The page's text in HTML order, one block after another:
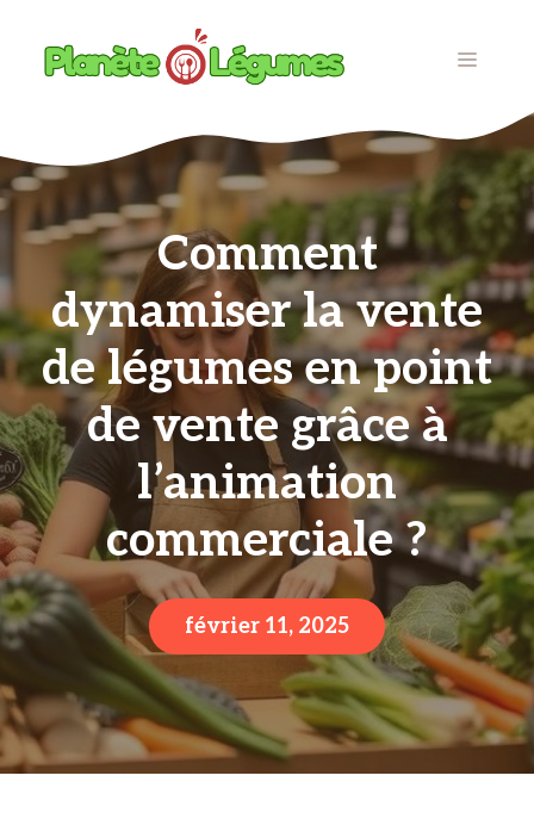
contenu
MENU
Comment
dynamiser la vente
de légumes en point
de vente grâce à
l’animation
commerciale ?
février 11, 2025